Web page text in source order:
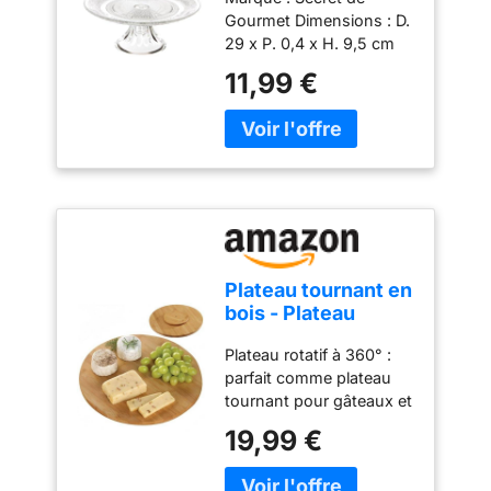
Utilisation polyvalente en
cuisine : des cuisines
domestiques aux
restaurants,
boulangeries, hôtels et
pizzerias, notre robot
divers contextes. C’est
l’outil idéal pour mélanger
la crème, les légumes et
Transparent
Gourmet Dimensions : D.
29 x P. 0,4 x H. 9,5 cm
Transparent
11,99 €
Plateau tournant en
bois - Plateau
Plateau rotatif rond
en bambou -
Plateau tournant en
bois naturel -
Plateau de
présentation pour
Plateau rotatif à 360° :
parfait comme plateau
tournant pour gâteaux et
plateau rotatif permet de
tourner sans effort sur
19,99 €